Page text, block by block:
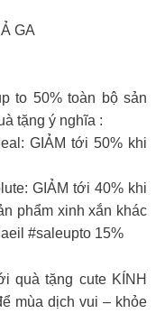
GA
to 50% toàn bộ sản
tặng ý nghĩa :
GIẢM tới 50% khi
GIẢM tới 40% khi
phẩm xinh xắn khác
#saleupto 15%
quà tặng cute KÍNH
mùa dịch vui – khỏe